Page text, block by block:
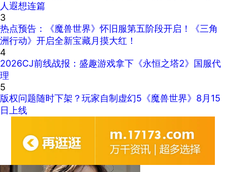
人遐想连篇
3
热点预告：《魔兽世界》怀旧服第五阶段开启！《三角
洲行动》开启全新宝藏月摸大红！
4
2026CJ前线战报：盛趣游戏拿下《永恒之塔2》国服代
理
5
版权问题随时下架？玩家自制虚幻5《魔兽世界》8月15
日上线